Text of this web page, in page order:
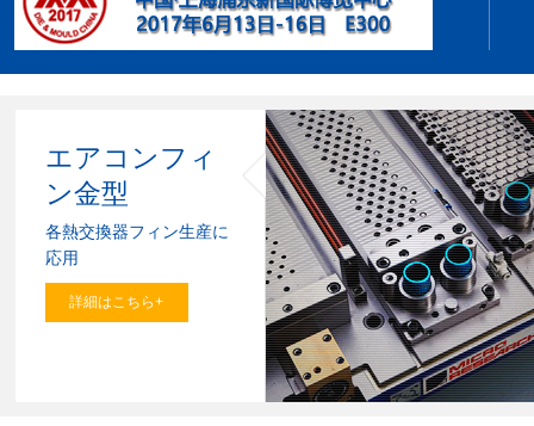
エアコンフィ
ン金型
各熱交換器フィン生産に
応用
詳細はこちら+